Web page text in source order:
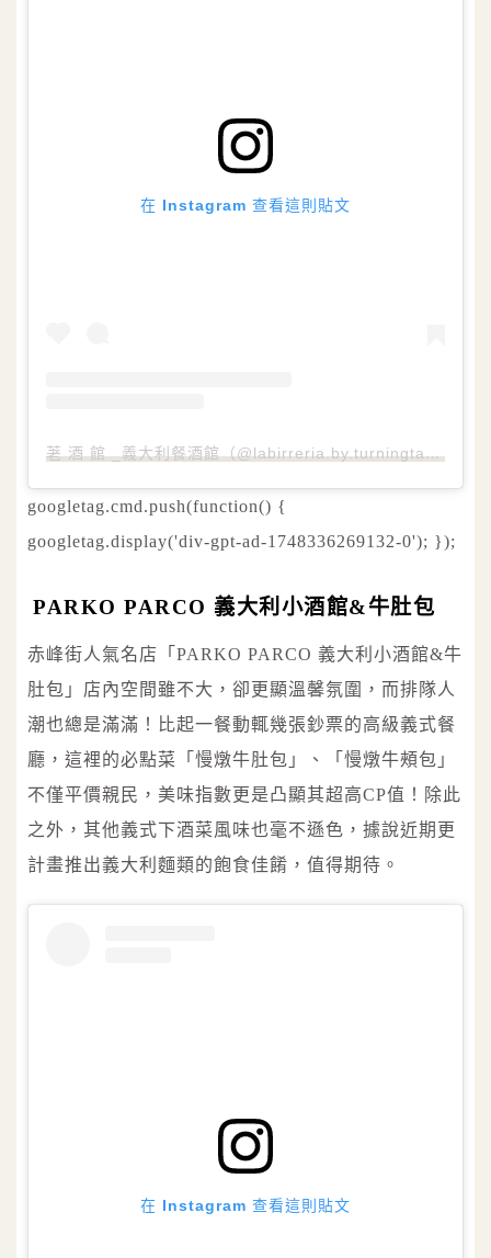
在 Instagram 查看這則貼文
荖 酒 館 _義大利餐酒館（@labirreria.by.turningtable）分享的貼文
googletag.cmd.push(function() {
googletag.display('div-gpt-ad-1748336269132-0'); });
PARKO PARCO 義大利小酒館&牛肚包
赤峰街人氣名店「PARKO PARCO 義大利小酒館&牛
肚包」店內空間雖不大，卻更顯溫馨氛圍，而排隊人
潮也總是滿滿！比起一餐動輒幾張鈔票的高級義式餐
廳，這裡的必點菜「慢燉牛肚包」、「慢燉牛頰包」
不僅平價親民，美味指數更是凸顯其超高CP值！除此
之外，其他義式下酒菜風味也毫不遜色，據說近期更
計畫推出義大利麵類的飽食佳餚，值得期待。
在 Instagram 查看這則貼文